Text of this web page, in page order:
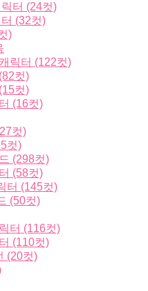
터 (24컷)
(32컷)
)
릭터 (122컷)
컷)
컷)
(16컷)
컷)
컷)
(298컷)
(58컷)
터 (145컷)
(50컷)
터 (116컷)
(110컷)
(20컷)